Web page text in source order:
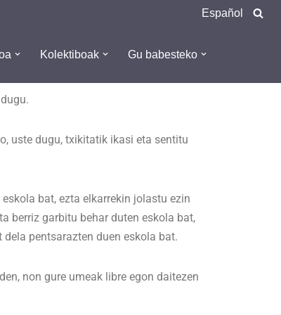
Español
Kolektiboak Gu babesteko
uste dugu, txikitatik ikasi eta sentitu
bat, ezta elkarrekin jolastu ezin
berriz garbitu behar duten eskola bat,
pentsarazten duen eskola bat.
non gure umeak libre egon daitezen